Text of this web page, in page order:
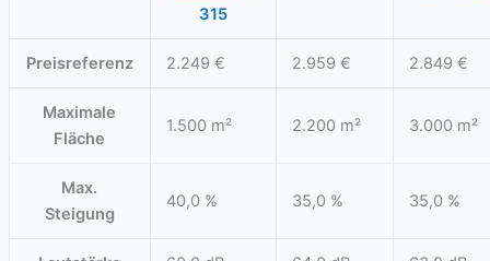
315
Preisreferenz 2.249 € 2.959 € 2.849 €
Maximale
Fläche
1.500 m² 2.200 m² 3.000 m²
Max.
Steigung
40,0 % 35,0 % 35,0 %